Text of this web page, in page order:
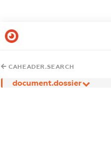
CAHEADER.SEARCH
document.dossier